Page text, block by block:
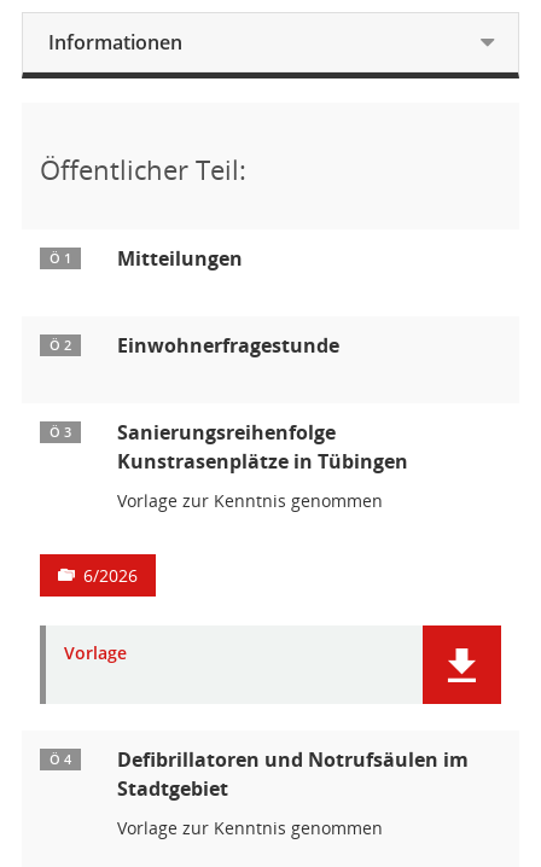
Informationen
Öffentlicher Teil:
Ö 1 Mitteilungen
Ö 2 Einwohnerfragestunde
Ö 3
Sanierungsreihenfolge
Kunstrasenplätze in Tübingen
Vorlage zur Kenntnis genommen
6/2026
Vorlage
Ö 4
Defibrillatoren und Notrufsäulen im
Stadtgebiet
Vorlage zur Kenntnis genommen